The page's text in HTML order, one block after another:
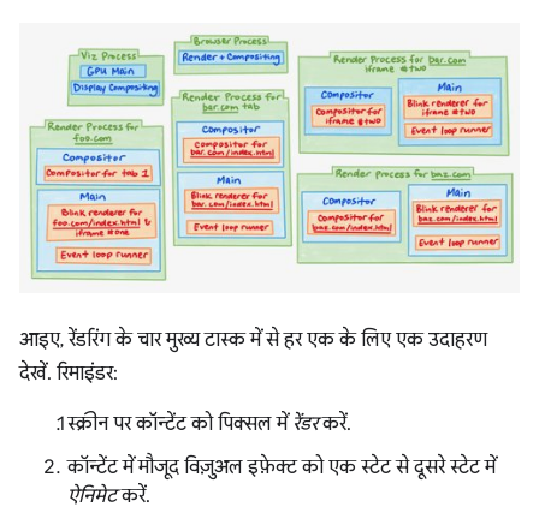
आइए, रेंडरिंग के चार मुख्य टास्क में से हर एक के लिए एक उदाहरण
देखें. रिमाइंडर:
स्क्रीन पर कॉन्टेंट को पिक्सल में रेंडरकरें.
कॉन्टेंट में मौजूद विज़ुअल इफ़ेक्ट को एक स्टेट से दूसरे स्टेट में
ऐनिमेटकरें.